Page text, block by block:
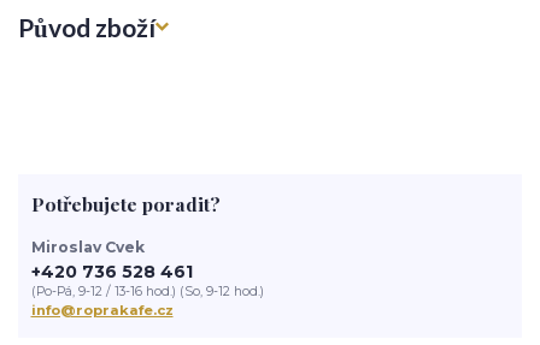
Původ zboží
Potřebujete poradit?
Miroslav Cvek
+420 736 528 461
(Po-Pá, 9-12 / 13-16 hod.) (So, 9-12 hod.)
info@roprakafe.cz